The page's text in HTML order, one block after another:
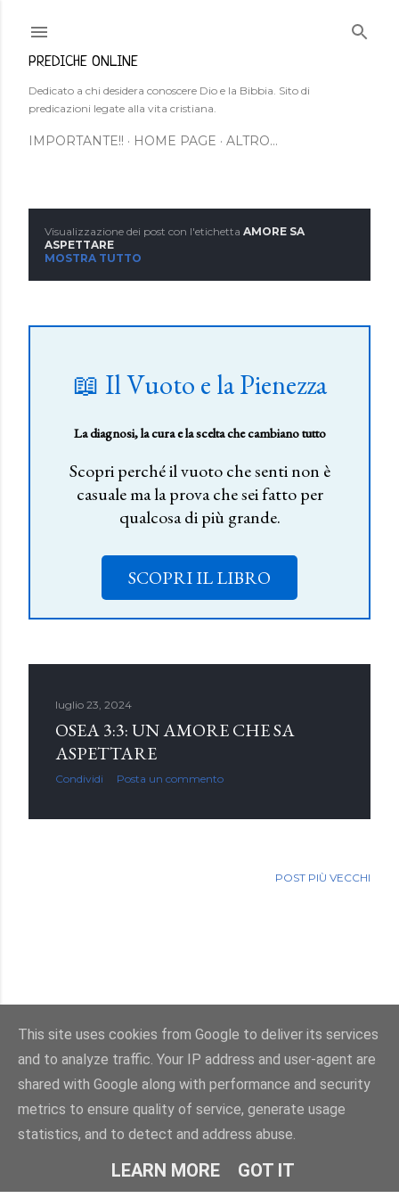
PREDICHE ONLINE
Dedicato a chi desidera conoscere Dio e la Bibbia. Sito di
predicazioni legate alla vita cristiana.
IMPORTANTE!! HOME PAGE ALTRO…
o
s
Visualizzazione dei post con l'etichetta AMORE SA
ASPETTARE
MOSTRA TUTTO
📖 Il Vuoto e la Pienezza
La diagnosi, la cura e la scelta che cambiano tutto
Scopri perché il vuoto che senti non è
casuale ma la prova che sei fatto per
qualcosa di più grande.
SCOPRI IL LIBRO
luglio 23, 2024
OSEA 3:3: UN AMORE CHE SA
ASPETTARE
Condividi Posta un commento
POST PIÙ VECCHI
Powered by Blogger
Immagini dei temi dienot-poloskun
© Salvatore Di Dio 2013-2026.Tutti i diritti sono riservati
This site uses cookies from Google to deliver its services
and to analyze traffic. Your IP address and user-agent are
shared with Google along with performance and security
metrics to ensure quality of service, generate usage
statistics, and to detect and address abuse.
LEARN MORE GOT IT